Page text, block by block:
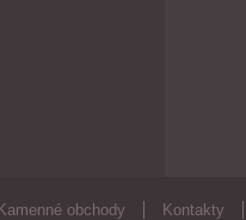
Kamenné obchody Kontakty